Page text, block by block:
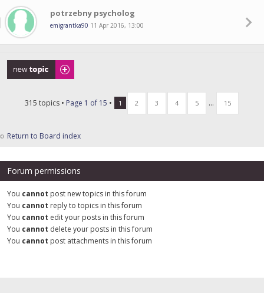
potrzebny psycholog
emigrantka90 11 Apr 2016, 13:00
Post a new topic
315 topics • Page 1 of 15 • 1 2 3 4 5 ... 15
Return to Board index
Forum permissions
You cannot post new topics in this forum
You cannot reply to topics in this forum
You cannot edit your posts in this forum
You cannot delete your posts in this forum
You cannot post attachments in this forum